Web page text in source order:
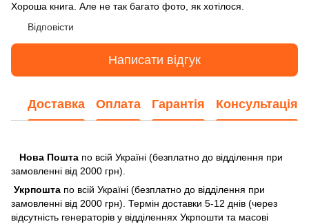
Хороша книга. Але не так багато фото, як хотілося.
Відповісти
Написати відгук
Доставка Оплата Гарантія Консультація
Нова Пошта по всій Україні (безплатно до відділення при
замовленні від 2000 грн).
Укрпошта по всій Україні (безплатно до відділення при
замовленні від 2000 грн). Термін доставки 5-12 днів (через
відсутність генераторів у відділеннях Укрпошти та масові